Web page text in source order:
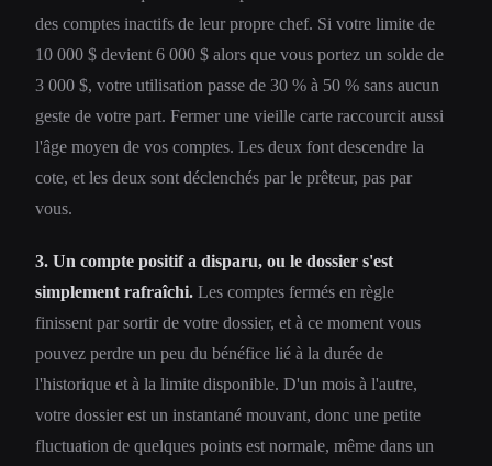
des comptes inactifs de leur propre chef. Si votre limite de
10 000 $ devient 6 000 $ alors que vous portez un solde de
3 000 $, votre utilisation passe de 30 % à 50 % sans aucun
geste de votre part. Fermer une vieille carte raccourcit aussi
l'âge moyen de vos comptes. Les deux font descendre la
cote, et les deux sont déclenchés par le prêteur, pas par
vous.
3. Un compte positif a disparu, ou le dossier s'est
simplement rafraîchi. Les comptes fermés en règle
finissent par sortir de votre dossier, et à ce moment vous
pouvez perdre un peu du bénéfice lié à la durée de
l'historique et à la limite disponible. D'un mois à l'autre,
votre dossier est un instantané mouvant, donc une petite
fluctuation de quelques points est normale, même dans un